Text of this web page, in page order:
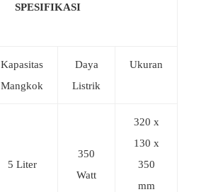
SPESIFIKASI
Kapasitas
Mangkok
Daya
Listrik
Ukuran
5 Liter
350
Watt
320 x
130 x
350
mm